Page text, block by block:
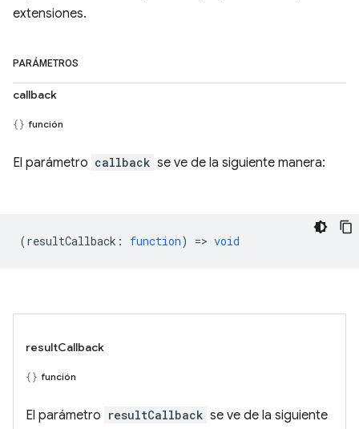
extensiones.
PARÁMETROS
callback
función
El parámetro callback se ve de la siguiente manera:
(resultCallback : function) => void
resultCallback
función
El parámetro resultCallback se ve de la siguiente